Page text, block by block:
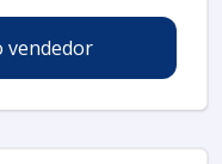
vendedor